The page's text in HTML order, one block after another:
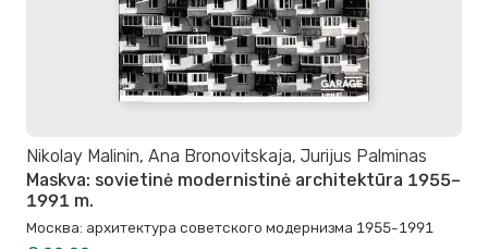
Nikolay Malinin, Ana Bronovitskaja, Jurijus Palminas
Maskva: sovietinė modernistinė architektūra 1955–
1991 m.
Москва: архитектура советского модернизма 1955-1991